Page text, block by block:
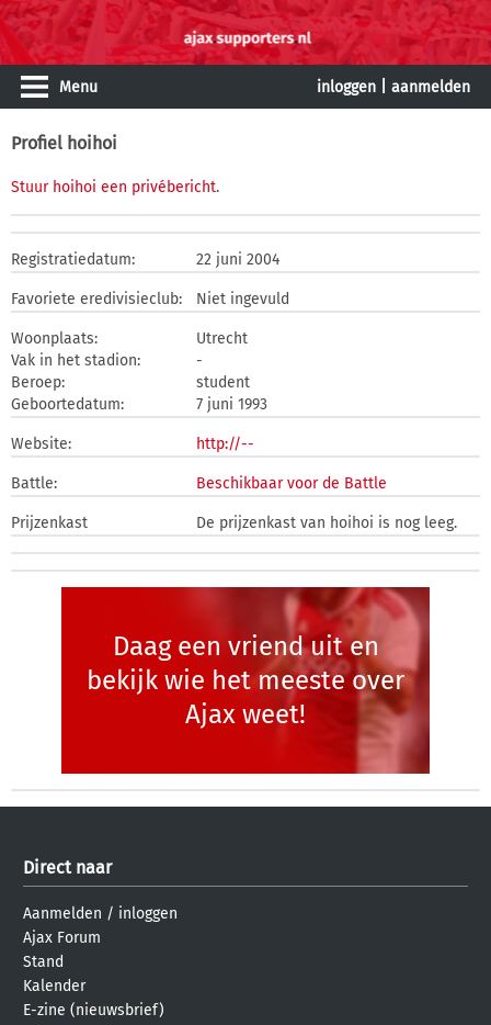
Menu inloggen aanmelden
Profiel hoihoi
Stuur hoihoi een privébericht.
Registratiedatum: 22 juni 2004
Favoriete eredivisieclub: Niet ingevuld
Woonplaats:
Utrecht
Vak in het stadion:
-
Beroep:
student
Geboortedatum:
7 juni 1993
Website: http://--
Battle: Beschikbaar voor de Battle
Prijzenkast De prijzenkast van hoihoi is nog leeg.
Daag een vriend uit en
bekijk wie het meeste over
Ajax weet!
Direct naar
Aanmelden / inloggen
Ajax Forum
Stand
Kalender
E-zine (nieuwsbrief)